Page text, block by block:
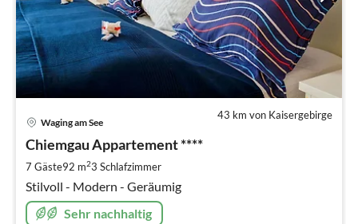
43 km von Kaisergebirge
Waging am See
Chiemgau Appartement ****
7 Gäste92 m23 Schlafzimmer
Stilvoll - Modern - Geräumig
Sehr nachhaltig